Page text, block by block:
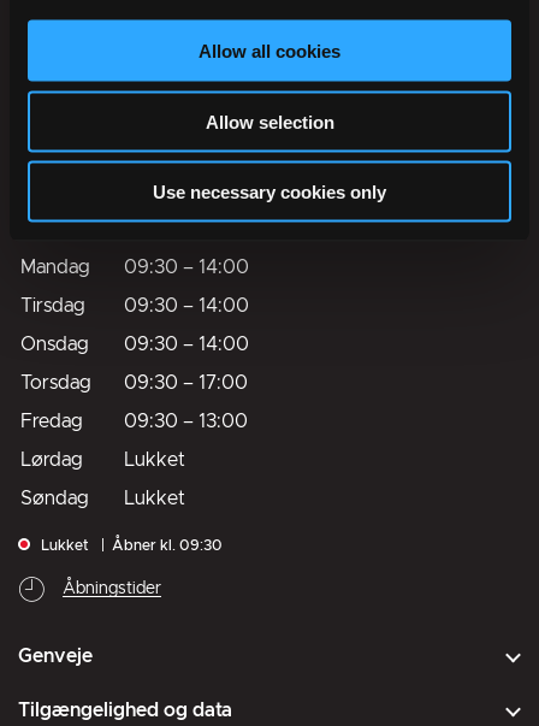
Allow all cookies
Allow selection
Use necessary cookies only
EAN-numre
Digital post til og fra kommunen
Telefontider
Mandag 09:30 – 14:00
Tirsdag
09:30 – 14:00
Onsdag
09:30 – 14:00
Torsdag
09:30 – 17:00
Fredag
09:30 – 13:00
Lørdag
Lukket
Søndag
Lukket
Lukket Åbner kl. 09:30
Åbningstider
Genveje
Tilgængelighed og data